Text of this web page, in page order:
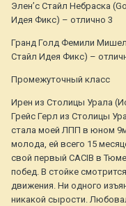
Элен’с Стайл Небраска
Идея Фикс) – отлично 3
Гранд Голд Фемили
Cтайл Идея Фикс) –
Промежуточный класс
Ирен из Столицы Урала
Грейс Герл из Столицы
стала моей ЛПП в юном
молода, ей всего 15
свой первый CACIB в
побед. В стойке
движения. Ни одного
никакой сырости.